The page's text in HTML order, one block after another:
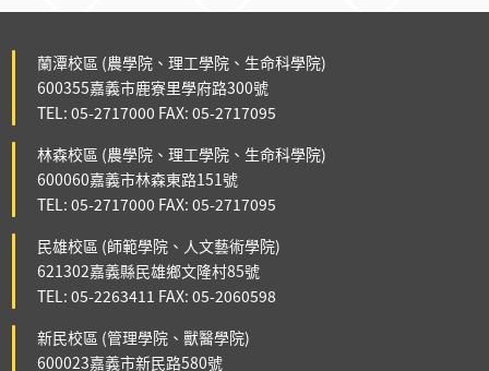
蘭潭校區 (農學院、理工學院、生命科學院)
600355嘉義市鹿寮里學府路300號
TEL: 05-2717000 FAX: 05-2717095
林森校區 (農學院、理工學院、生命科學院)
600060嘉義市林森東路151號
TEL: 05-2717000 FAX: 05-2717095
民雄校區 (師範學院、人文藝術學院)
621302嘉義縣民雄鄉文隆村85號
TEL: 05-2263411 FAX: 05-2060598
新民校區 (管理學院、獸醫學院)
600023嘉義市新民路580號